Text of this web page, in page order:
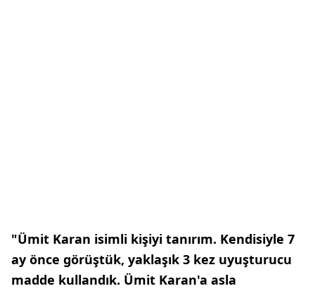
"Ümit Karan isimli kişiyi tanırım. Kendisiyle 7
ay önce görüştük, yaklaşık 3 kez uyuşturucu
madde kullandık. Ümit Karan'a asla